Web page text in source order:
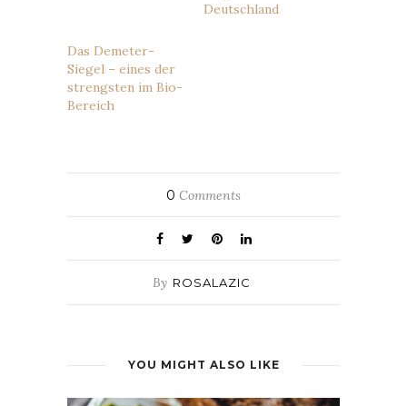
Deutschland
Das Demeter-
Siegel – eines der
strengsten im Bio-
Bereich
0 Comments
By ROSALAZIC
YOU MIGHT ALSO LIKE